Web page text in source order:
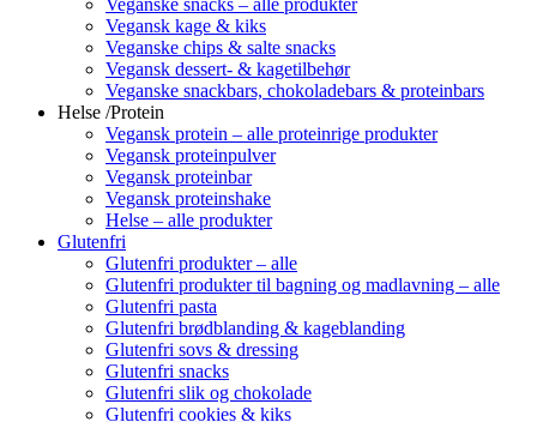
Vegansk kage & kiks
Veganske chips & salte snacks
Vegansk dessert- & kagetilbehør
Veganske snackbars, chokoladebars & proteinbars
Helse /Protein
Vegansk protein – alle proteinrige produkter
Vegansk proteinpulver
Vegansk proteinbar
Vegansk proteinshake
Helse – alle produkter
Glutenfri
Glutenfri produkter – alle
Glutenfri produkter til bagning og madlavning – alle
Glutenfri pasta
Glutenfri brødblanding & kageblanding
Glutenfri sovs & dressing
Glutenfri snacks
Glutenfri slik og chokolade
Glutenfri cookies & kiks